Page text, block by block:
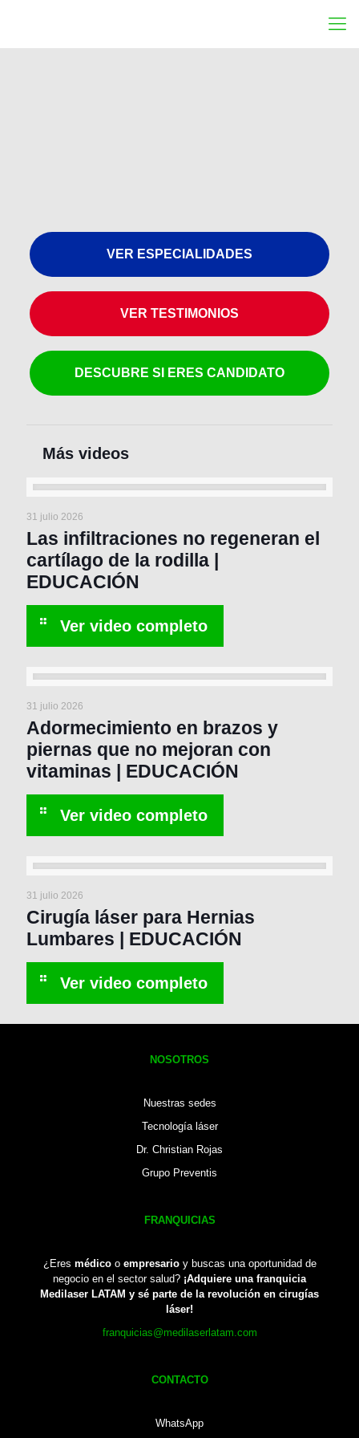
VER ESPECIALIDADES
VER TESTIMONIOS
DESCUBRE SI ERES CANDIDATO
31 julio 2026
Las infiltraciones no regeneran el
cartílago de la rodilla |
EDUCACIÓN
31 julio 2026
Adormecimiento en brazos y
piernas que no mejoran con
vitaminas | EDUCACIÓN
31 julio 2026
Cirugía láser para Hernias
Lumbares | EDUCACIÓN
NOSOTROS
Nuestras sedes
Tecnología láser
Dr. Christian Rojas
Grupo Preventis
FRANQUICIAS
¿Eres médicoo empresarioy buscas una oportunidad de
negocio en el sector salud? ¡Adquiere una franquicia
Medilaser LATAM y sé parte de la revolución en cirugías
láser!
franquicias@medilaserlatam.com
CONTACTO
WhatsApp